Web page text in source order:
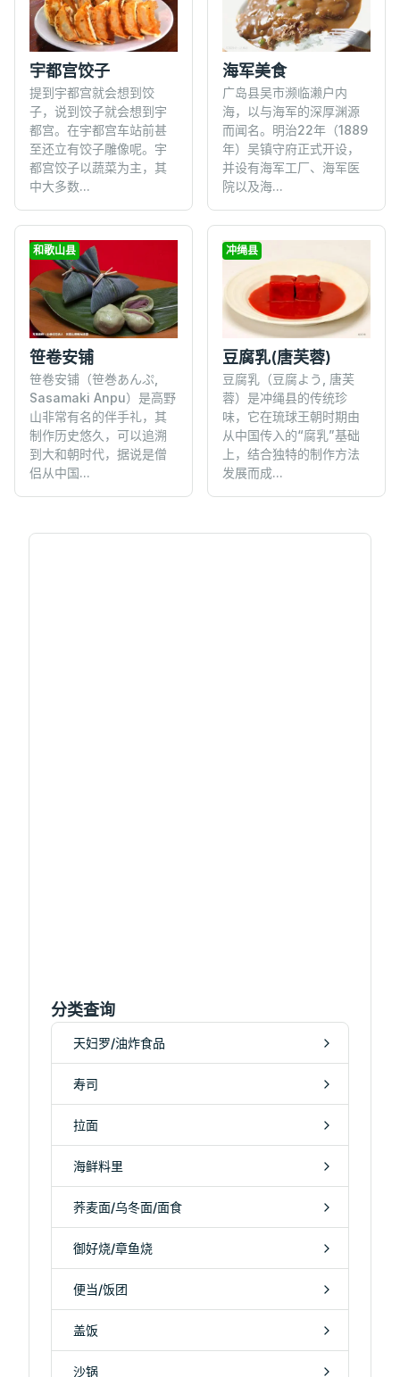
宇都宫饺子
提到宇都宫就会想到饺
子，说到饺子就会想到宇
都宫。在宇都宫车站前甚
至还立有饺子雕像呢。宇
都宫饺子以蔬菜为主，其
中大多数...
海军美食
广岛县吴市濒临濑户内
海，以与海军的深厚渊源
而闻名。明治22年（1889
年）吴镇守府正式开设，
并设有海军工厂、海军医
院以及海...
和歌山县
笹卷安铺
笹卷安铺（笹巻あんぷ,
Sasamaki Anpu）是高野
山非常有名的伴手礼，其
制作历史悠久，可以追溯
到大和朝时代，据说是僧
侣从中国...
冲绳县
豆腐乳(唐芙蓉)
豆腐乳（豆腐よう, 唐芙
蓉）是冲绳县的传统珍
味，它在琉球王朝时期由
从中国传入的“腐乳”基础
上，结合独特的制作方法
发展而成...
分类查询
天妇罗/油炸食品
寿司
拉面
海鲜料里
荞麦面/乌冬面/面食
御好烧/章鱼烧
便当/饭团
盖饭
沙锅